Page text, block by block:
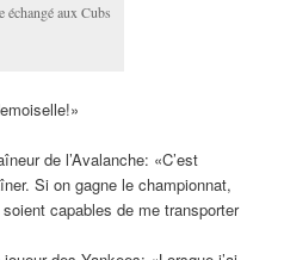
échangé aux Cubs
de l’Avalanche: «C’est
Si on gagne le championnat,
capables de me transporter